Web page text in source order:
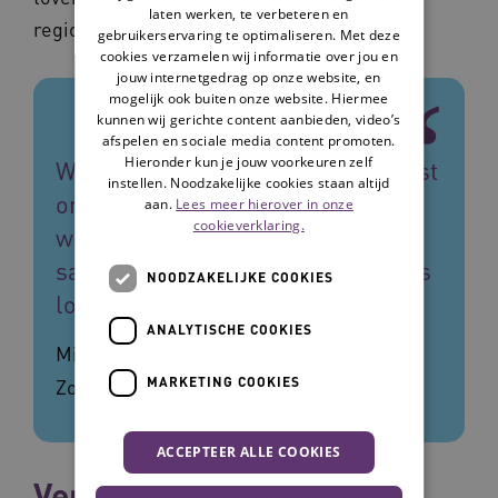
regionaal als lokaal.'
We zien dat de vraag verandert, juist
omdat regio's anders zijn gaan
werken. Het toverstokje zit in
samenwerking, zowel regionaal als
lokaal.
Michiel Geschiere, directeur Langdurige
Zorg VWS
laten werken, te verbeteren en
gebruikerservaring te optimaliseren. Met deze
cookies verzamelen wij informatie over jou en
jouw internetgedrag op onze website, en
mogelijk ook buiten onze website. Hiermee
kunnen wij gerichte content aanbieden, video’s
afspelen en sociale media content promoten.
Hieronder kun je jouw voorkeuren zelf
instellen. Noodzakelijke cookies staan altijd
aan. Lees meer hierover in onze
cookieverklaring.
NOODZAKELIJKE COOKIES
ANALYTISCHE COOKIES
MARKETING COOKIES
ACCEPTEER ALLE COOKIES